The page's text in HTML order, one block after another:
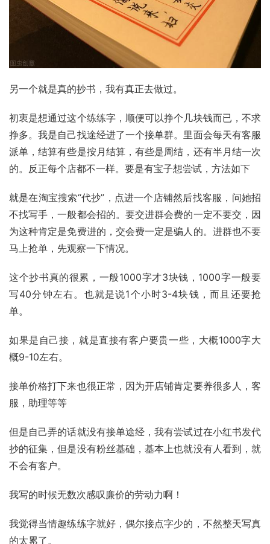
另一个就是真的抄书，我有真正去做过。
初衷是想通过这个练练字，顺便可以挣个几块钱而已，不求
挣多。我是自己找途经进了一个接单群。里面会每天有客服
派单，结算有些是按月结算，有些是周结，还有半月结一次
的。反正每个店都不一样。要是有宝子想尝试，方法如下
就是在淘宝搜索“代抄”，点进一个店铺然后找客服，问她招
不找写手，一般都会招的。要交进群会费的一定不要交，因
为这种肯定是免费进的，交会费一定是骗人的。进群也不要
马上抢单，先观察一下情况。
这个抄书真的很累，一般1000字才3块钱，1000字一般要
写40分钟左右。也就是说1个小时3-4块钱，而且还要抢
单。
如果是自己接，就是直接有客户要贵一些，大概1000字大
概9-10左右。
接单价格打下来也很正常，因为开店铺肯定要养很多人，客
服，助理等等
但是自己弄的话就没有接单途经，我有尝试过在小红书发代
抄的征集，但是没有粉丝基础，基本上也就没有人看到，就
不会有客户。
我写的时候无数次感叹廉价的劳动力啊！
我觉得当情趣练练字就好，偶尔接点字少的，不然整天写真
的太累了。